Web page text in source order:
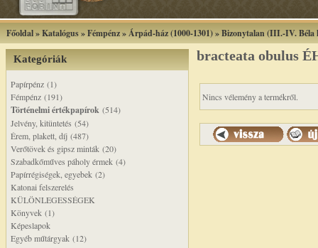
Főoldal»Katalógus»Fémpénz»Árpád-ház (1000-1301)»Bizonytalan (III.-IV. Béla
Kategóriák
Papírpénz (1)
Fémpénz (191)
Történelmi értékpapírok (514)
Jelvény, kitüntetés (54)
Érem, plakett, díj (487)
Verőtövek és gipsz minták (20)
Szabadkőműves páholy érmek (4)
Papírrégiségek, egyebek (2)
Katonai felszerelés
KÜLÖNLEGESSÉGEK
Könyvek (1)
Képeslapok
Egyéb műtárgyak (12)
bracteata obulus
Nincs vélemény a termékről.